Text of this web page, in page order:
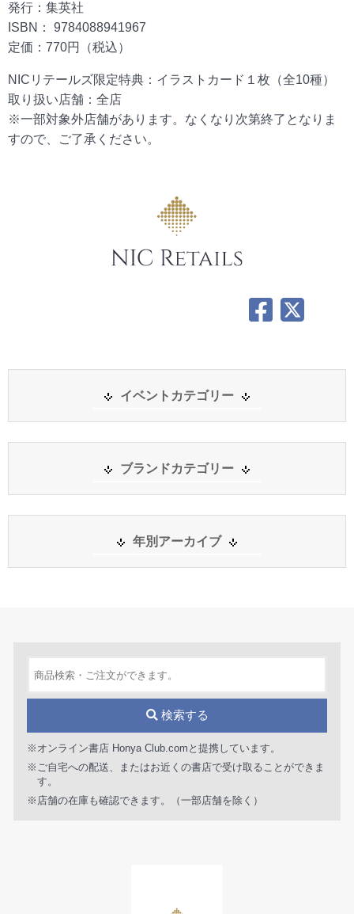
発行：集英社
ISBN： 9784088941967
定価：770円（税込）
NICリテールズ限定特典：イラストカード１枚（全10種）
取り扱い店舗：全店
※一部対象外店舗があります。なくなり次第終了となりま
すので、ご了承ください。
イベントカテゴリー
ブランドカテゴリー
年別アーカイブ
検索する
※オンライン書店 Honya Club.comと提携しています。
※ご自宅への配送、またはお近くの書店で受け取ることができま
す。
※店舗の在庫も確認できます。（一部店舗を除く）